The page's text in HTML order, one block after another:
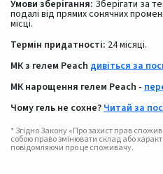
Умови зберігання: Зберігати за
подалі від прямих сонячних
місці.
Термін придатності: 24 місяці.
МК з гелем Peach дивіться за
МК нарощення гелем Peach -
Чому гель не сохне?Читай за
* Згідно Закону «Про захист прав
собою право змінювати склад або
повідомляючи про це споживачу.